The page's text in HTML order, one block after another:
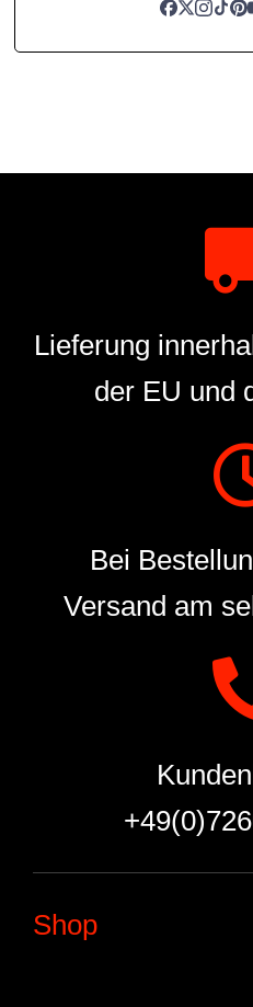
Lieferung
der EU und
Bei
Versand am
Shop